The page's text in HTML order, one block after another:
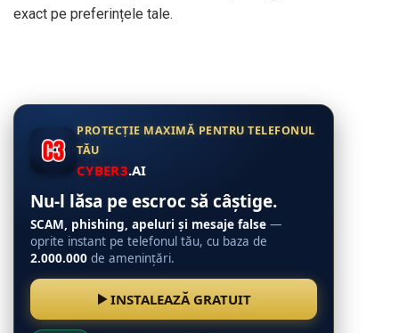
exact pe preferințele tale.
PROTECȚIE MAXIMĂ PENTRU TELEFONUL
TĂU
CYBER3.AI
Nu-l lăsa pe escroc să câștige.
SCAM, phishing, apeluri și mesaje false —
oprite instant pe telefonul tău, cu baza de
2.000.000 de amenințări.
INSTALEAZĂ GRATUIT